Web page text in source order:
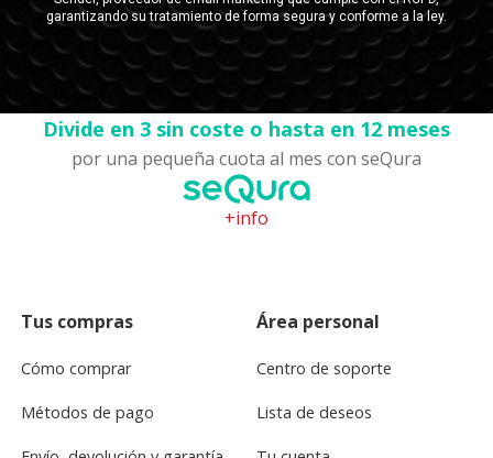
Divide en 3 sin coste o hasta en 12 meses
por una pequeña cuota al mes con seQura
+info
Tus compras
Cómo comprar
Métodos de pago
Área personal
Centro de soporte
Lista de deseos